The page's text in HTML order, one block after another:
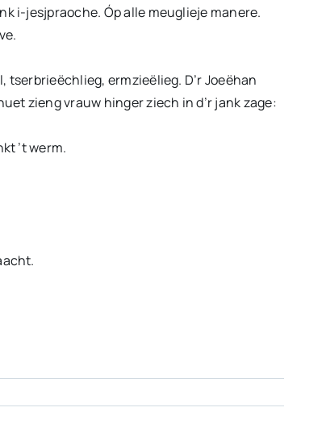
te
te
verlagen.
i-jesjpraoche. Óp alle meuglieje manere.
tserbrieëchlieg, ermzieëlieg. D’r Joeëhan
zieng vrauw hinger ziech in d’r jank zage:
’t werm.